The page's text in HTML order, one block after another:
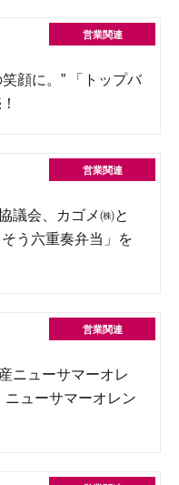
顔に。” 「トップバ
議会、カゴメ㈱と
う六重奏弁当」を
ニューサマーオレ
ニューサマーオレン